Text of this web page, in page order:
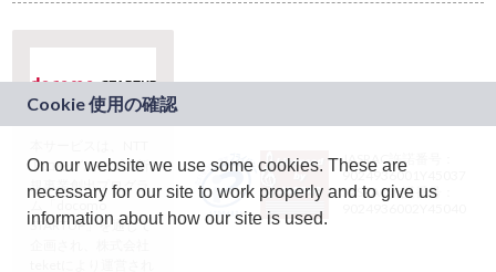
ドコモグループの新
規事業創出プログラ
ム「docomo
STARTUP」を通じて
JASRAC許諾番号：
9024936001Y45037
JASRAC許諾番号：
On our website we use some cookies. These are
necessary for our site to work properly and to give us
information about how our site is used.